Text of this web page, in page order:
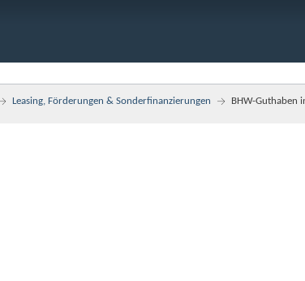
Leasing, Förderungen & Sonderfinanzierungen BHW-Guthaben